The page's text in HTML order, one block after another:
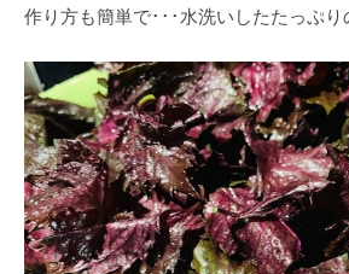
作り方も簡単で･･･水洗いしたたっぷ